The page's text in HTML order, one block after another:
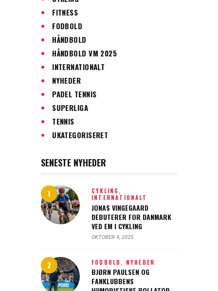
FITNESS
FODBOLD
HÅNDBOLD
HÅNDBOLD VM 2025
INTERNATIONALT
NYHEDER
PADEL TENNIS
SUPERLIGA
TENNIS
UKATEGORISERET
SENESTE NYHEDER
CYKLING,
INTERNATIONALT
JONAS VINGEGAARD
DEBUTERER FOR DANMARK
VED EM I CYKLING
OKTOBER 4, 2025
FODBOLD, NYHEDER
BJØRN PAULSEN OG
FANKLUBBENS